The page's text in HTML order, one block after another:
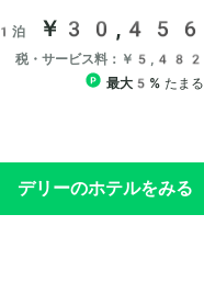
1泊 ￥30,456
税・サービス料：￥5,482
最大5% たまる
デリーのホテルをみる